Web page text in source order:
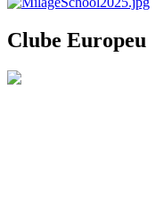
Clube Europeu